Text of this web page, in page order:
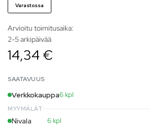
Varastossa
Arvioitu toimitusaika:
2-5 arkipäivää
14,34 €
SAATAVUUS
Verkkokauppa6 kpl
MYYMÄLÄT
Nivala 6 kpl